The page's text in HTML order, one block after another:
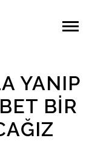
YANIP
BIR